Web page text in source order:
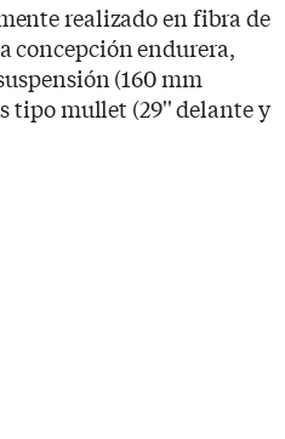
realizado en fibra de
concepción endurera,
(160 mm
tipo mullet (29'' delante y